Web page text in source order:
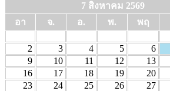
7 สิงหาคม 2569
อา
จ. อ. พ. พฤ
2
3 4 5 6
9
10 11 12 13
16
17 18 19 20
23
24 25 26 27